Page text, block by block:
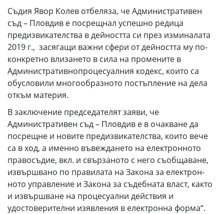
Съдия Явор Колев отбеляза, че Административен
съд – Пловдив е посрещнал успешно редица
предизвикателства в дейността си през изминалата
2019 г., засягащи важни сфери от дейността му по-
конкретно влизането в сила на промените в
Административнопроцесуалния кодекс, които са
обусловили многообразното постъпление на дела
откъм материя.
В заключение председателят заяви, че
Административен съд – Пловдив е в очакване да
посрещне и новите предизвика­телства, които вече
са в ход, а именно въвеждането на електронното
правосъдие, вкл. и свър­заното ­с него съобщаване,
извършвано по правилата на Закона за елект­рон­
ното управление и Закона за съдебната власт, както
и извърш­ване на процесуални действия и
удостоверителни изявления в електронна форма“.